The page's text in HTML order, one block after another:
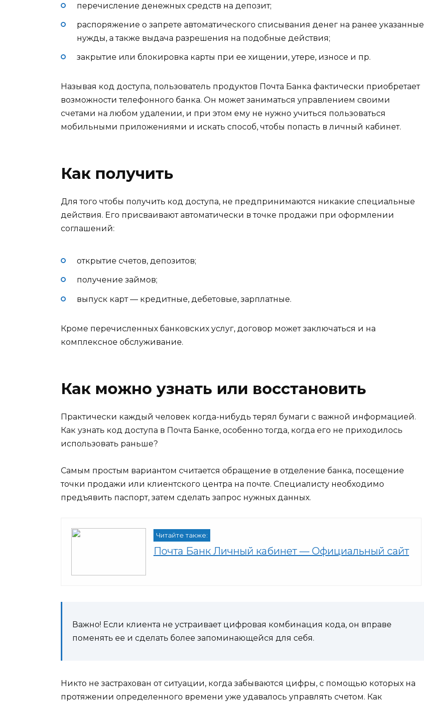
перечисление денежных средств на депозит;
распоряжение о запрете автоматического списывания денег на ранее указанные
нужды, а также выдача разрешения на подобные действия;
закрытие или блокировка карты при ее хищении, утере, износе и пр.
Называя код доступа, пользователь продуктов Почта Банка фактически приобретает
возможности телефонного банка. Он может заниматься управлением своими
счетами на любом удалении, и при этом ему не нужно учиться пользоваться
мобильными приложениями и искать способ, чтобы попасть в личный кабинет.
Как получить
Для того чтобы получить код доступа, не предпринимаются никакие специальные
действия. Его присваивают автоматически в точке продажи при оформлении
соглашений:
открытие счетов, депозитов;
получение займов;
выпуск карт — кредитные, дебетовые, зарплатные.
Кроме перечисленных банковских услуг, договор может заключаться и на
комплексное обслуживание.
Как можно узнать или восстановить
Практически каждый человек когда-нибудь терял бумаги с важной информацией.
Как узнать код доступа в Почта Банке, особенно тогда, когда его не приходилось
использовать раньше?
Самым простым вариантом считается обращение в отделение банка, посещение
точки продажи или клиентского центра на почте. Специалисту необходимо
предъявить паспорт, затем сделать запрос нужных данных.
Читайте также:
Почта Банк Личный кабинет — Официальный сайт
Важно! Если клиента не устраивает цифровая комбинация кода, он вправе
поменять ее и сделать более запоминающейся для себя.
Никто не застрахован от ситуации, когда забываются цифры, с помощью которых на
протяжении определенного времени уже удавалось управлять счетом. Как